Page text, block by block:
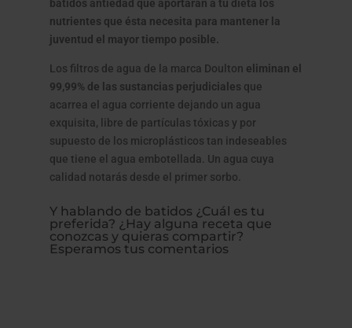
batidos antiedad que aportarán a tu dieta los
nutrientes que ésta necesita para mantener la
juventud el mayor tiempo posible.
Los filtros de agua de la marca Doulton eliminan el
99,99% de las sustancias perjudiciales que
acarrea el agua corriente dejando un agua
exquisita, libre de partículas tóxicas y por
supuesto de los microplásticos tan indeseables
que tiene el agua embotellada. Un agua cuya
calidad notarás desde el primer sorbo.
Y hablando de batidos ¿Cuál es tu
preferida? ¿Hay alguna receta que
conozcas y quieras compartir?
Esperamos tus comentarios